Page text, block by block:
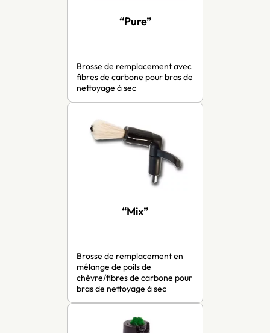
“Pure”
Brosse de remplacement avec
fibres de carbone pour bras de
nettoyage à sec
“Mix”
Brosse de remplacement en
mélange de poils de
chèvre/fibres de carbone pour
bras de nettoyage à sec